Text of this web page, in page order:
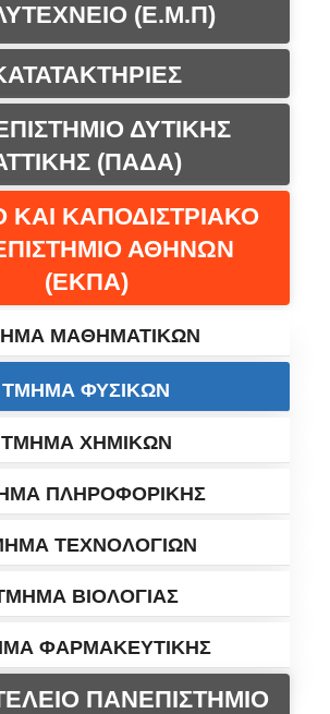
(Ε.Μ.Π)
ΔΥΤΙΚΗΣ
(ΠΑΔΑ)
ΚΑΙ ΚΑΠΟΔΙΣΤΡΙΑΚΟ
ΑΘΗΝΩΝ
(ΕΚΠΑ)
ΜΑΘΗΜΑΤΙΚΩΝ
ΤΜΗΜΑ ΦΥΣΙΚΩΝ
ΤΜΗΜΑ ΧΗΜΙΚΩΝ
ΠΛΗΡΟΦΟΡΙΚΗΣ
ΤΕΧΝΟΛΟΓΙΩΝ
ΒΙΟΛΟΓΙΑΣ
ΦΑΡΜΑΚΕΥΤΙΚΗΣ
ΠΑΝΕΠΙΣΤΗΜΙΟ